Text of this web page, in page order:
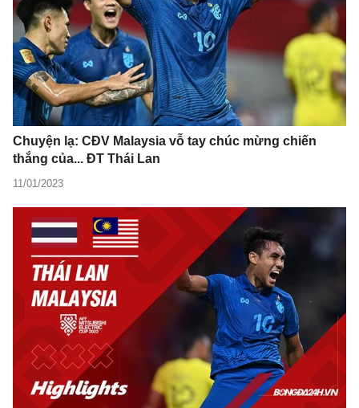
Chuyện lạ: CĐV Malaysia vỗ tay chúc mừng chiến
thắng của... ĐT Thái Lan
11/01/2023